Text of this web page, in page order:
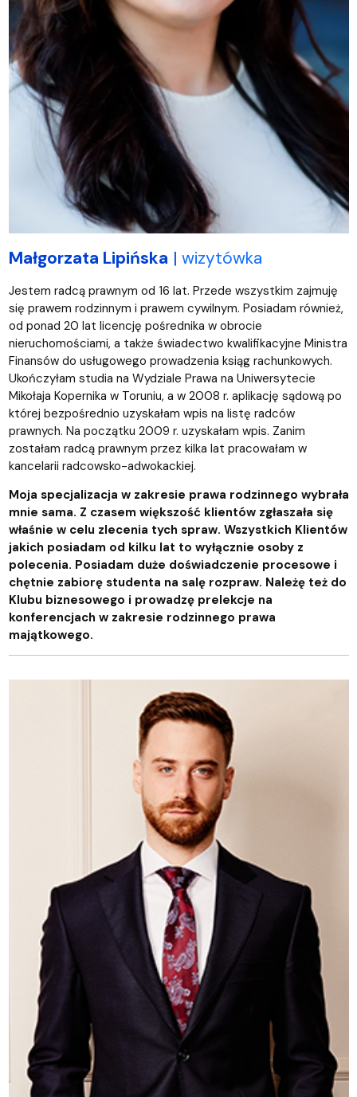
Małgorzata Lipińska | wizytówka
Jestem radcą prawnym od 16 lat. Przede wszystkim zajmuję
się prawem rodzinnym i prawem cywilnym. Posiadam również,
od ponad 20 lat licencję pośrednika w obrocie
nieruchomościami, a także świadectwo kwalifikacyjne Ministra
Finansów do usługowego prowadzenia ksiąg rachunkowych.
Ukończyłam studia na Wydziale Prawa na Uniwersytecie
Mikołaja Kopernika w Toruniu, a w 2008 r. aplikację sądową po
której bezpośrednio uzyskałam wpis na listę radców
prawnych. Na początku 2009 r. uzyskałam wpis. Zanim
zostałam radcą prawnym przez kilka lat pracowałam w
kancelarii radcowsko-adwokackiej.
Moja specjalizacja w zakresie prawa rodzinnego wybrała
mnie sama. Z czasem większość klientów zgłaszała się
właśnie w celu zlecenia tych spraw. Wszystkich Klientów
jakich posiadam od kilku lat to wyłącznie osoby z
polecenia. Posiadam duże doświadczenie procesowe i
chętnie zabiorę studenta na salę rozpraw. Należę też do
Klubu biznesowego i prowadzę prelekcje na
konferencjach w zakresie rodzinnego prawa
majątkowego.